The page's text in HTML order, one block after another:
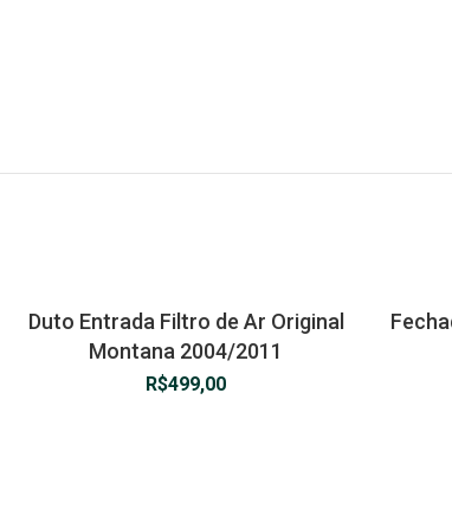
Duto Entrada Filtro de Ar Original
Montana 2004/2011
R$499,00